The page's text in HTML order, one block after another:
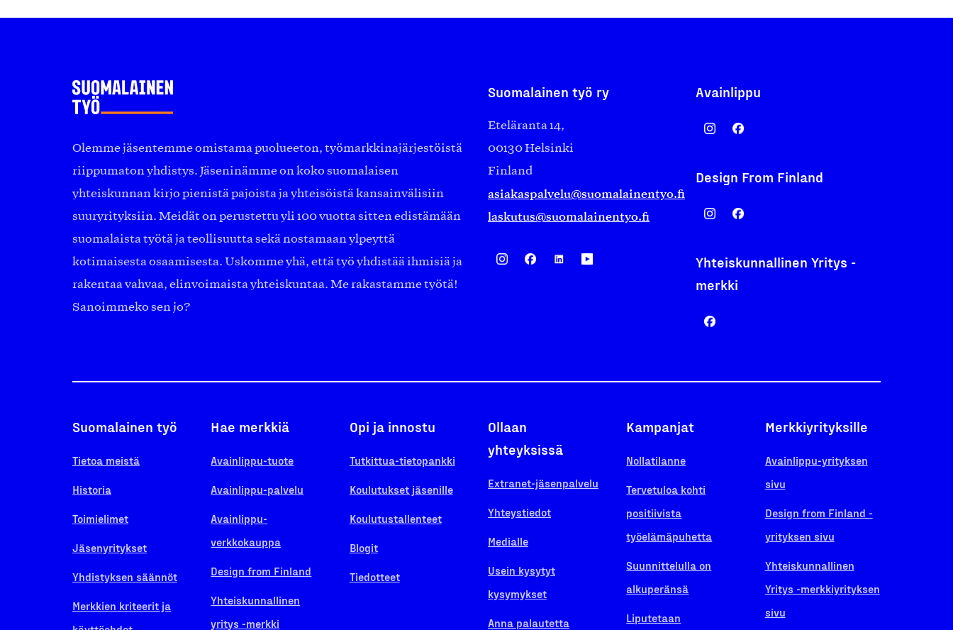
Olemme jäsentemme omistama puolueeton, työmarkkinajärjestöistä
riippumaton yhdistys. Jäseninämme on koko suomalaisen
yhteiskunnan kirjo pienistä pajoista ja yhteisöistä kansainvälisiin
suuryrityksiin. Meidät on perustettu yli 100 vuotta sitten edistämään
suomalaista työtä ja teollisuutta sekä nostamaan ylpeyttä
kotimaisesta osaamisesta. Uskomme yhä, että työ yhdistää ihmisiä ja
rakentaa vahvaa, elinvoimaista yhteiskuntaa. Me rakastamme työtä!
Sanoimmeko sen jo?
Suomalainen työ ry
Eteläranta 14,
00130 Helsinki
Finland
asiakaspalvelu@suomalainentyo.fi
laskutus@suomalainentyo.fi
Avainlippu
Design From Finland
Yhteiskunnallinen Yritys -
merkki
Suomalainen työ
Tietoa meistä
Historia
Toimielimet
Jäsenyritykset
Yhdistyksen säännöt
Merkkien kriteerit ja
Hae merkkiä
Avainlippu-tuote
Avainlippu-palvelu
Avainlippu-
verkkokauppa
Design from Finland
Yhteiskunnallinen
yritys -merkki
Opi ja innostu
Tutkittua-tietopankki
Koulutukset jäsenille
Koulutustallenteet
Blogit
Tiedotteet
Ollaan
yhteyksissä
Extranet-jäsenpalvelu
Yhteystiedot
Medialle
Usein kysytyt
kysymykset
Anna palautetta
Kampanjat
Nollatilanne
Tervetuloa kohti
positiivista
työelämäpuhetta
Suunnittelulla on
alkuperänsä
Liputetaan
Merkkiyrityksille
Avainlippu-yrityksen
sivu
Design from Finland -
yrityksen sivu
Yhteiskunnallinen
Yritys -merkkiyrityksen
sivu